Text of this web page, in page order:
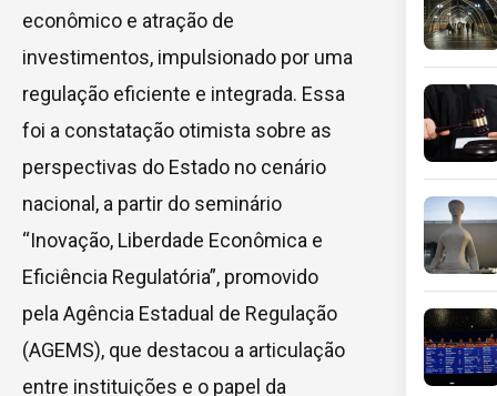
econômico e atração de
investimentos, impulsionado por uma
regulação eficiente e integrada. Essa
foi a constatação otimista sobre as
perspectivas do Estado no cenário
nacional, a partir do seminário
“Inovação, Liberdade Econômica e
Eficiência Regulatória”, promovido
pela Agência Estadual de Regulação
(AGEMS), que destacou a articulação
entre instituições e o papel da